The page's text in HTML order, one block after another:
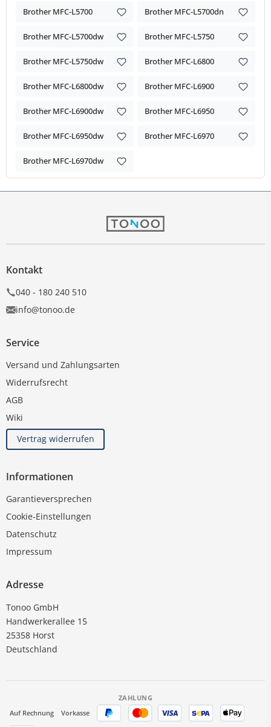
Brother MFC-L5700 Brother MFC-L5700dn
Brother MFC-L5700dw Brother MFC-L5750
Brother MFC-L5750dw Brother MFC-L6800
Brother MFC-L6800dw Brother MFC-L6900
Brother MFC-L6900dw Brother MFC-L6950
Brother MFC-L6950dw Brother MFC-L6970
Brother MFC-L6970dw
Kontakt
040 - 180 240 510
info@tonoo.de
Service
Versand und Zahlungsarten
Widerrufsrecht
AGB
Wiki
Vertrag widerrufen
Informationen
Garantieversprechen
Cookie-Einstellungen
Datenschutz
Impressum
Adresse
Tonoo GmbH
Handwerkerallee 15
25358 Horst
Deutschland
ZAHLUNG
Auf Rechnung
Vorkasse